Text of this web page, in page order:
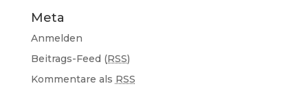
Meta
Anmelden
Beitrags-Feed (RSS)
Kommentare als RSS